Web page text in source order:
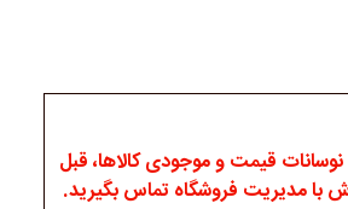
قیمت و موجودی کالاها، قبل
با مدیریت فروشگاه تماس بگیرید.